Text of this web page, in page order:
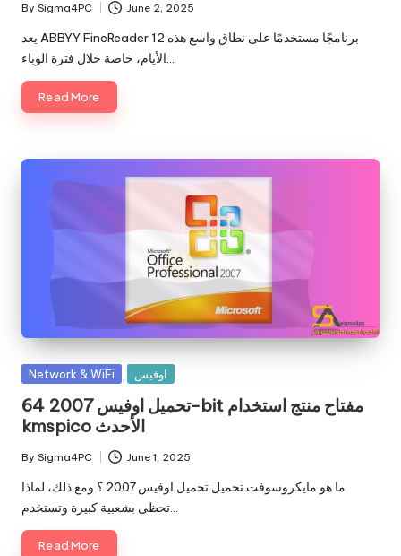
Posted
By Sigma4PC June 2, 2025
يعد ABBYY FineReader 12 برنامجًا مستخدمًا على نطاق واسع هذه
الأيام، خاصة خلال فترة الوباء…
Read More
Posted
Network & WiFi اوفيس
تحميل اوفيس 2007 64-bit مفتاح منتج استخدام
kmspico الأحدث
Posted
by
By Sigma4PC June 1, 2025
ما هو مايكروسوفت تحميل تحميل اوفيس 2007 ؟ ومع ذلك، لماذا
تحظى بشعبية كبيرة وتستخدم…
Read More